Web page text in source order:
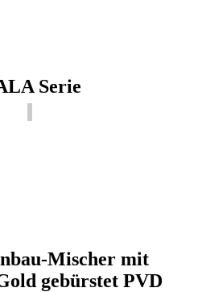
Serie
Mischer mit
gebürstet PVD